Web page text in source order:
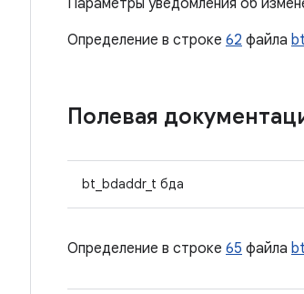
Параметры уведомления об
Определение в строке 62 файла
Полевая
bt_bdaddr_t бда
Определение в строке 65 файла